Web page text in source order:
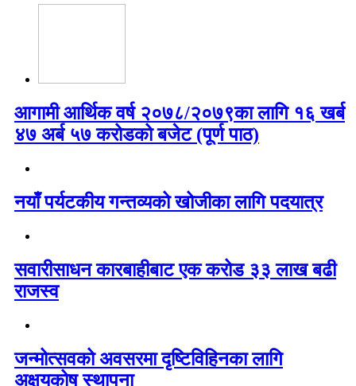
आगामी आर्थिक वर्ष २०७८/२०७९का लागि १६ खर्ब
४७ अर्ब ५७ करोडको बजेट (पूर्ण पाठ)
नयाँ पर्यटकीय गन्तव्यको खोजीका लागि पदयात्र
सवारीसाधन कारबाहीबाट एक करोड ३३ लाख बढी
राजस्व
जन्मोत्सवको अवसरमा दृष्टिविहिनका लागि
अक्षयकोष स्थापना